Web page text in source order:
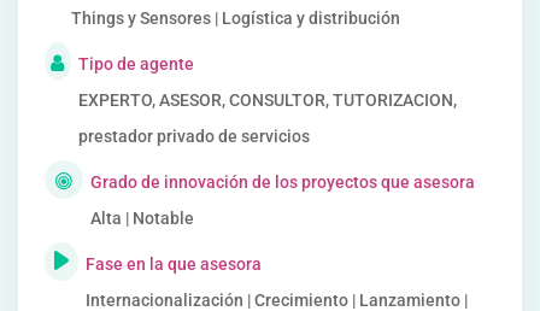
Things y Sensores | Logística y distribución
Tipo de agente
EXPERTO, ASESOR, CONSULTOR, TUTORIZACION,
prestador privado de servicios
Grado de innovación de los proyectos que asesora
Alta | Notable
Fase en la que asesora
Internacionalización | Crecimiento | Lanzamiento |